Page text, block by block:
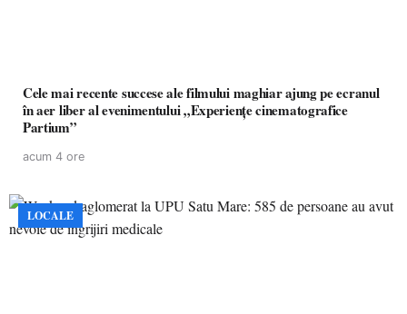
Cele mai recente succese ale filmului maghiar ajung pe ecranul
în aer liber al evenimentului „Experiențe cinematografice
Partium”
acum 4 ore
LOCALE